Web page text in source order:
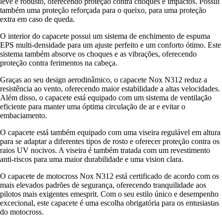
também uma proteção reforçada para o queixo, para uma proteção
extra em caso de queda.
O interior do capacete possui um sistema de enchimento de espuma
EPS multi-densidade para um ajuste perfeito e um conforto ótimo. Este
sistema também absorve os choques e as vibrações, oferecendo
proteção contra ferimentos na cabeça.
Graças ao seu design aerodinâmico, o capacete Nox N312 reduz a
resistência ao vento, oferecendo maior estabilidade a altas velocidades.
Além disso, o capacete está equipado com um sistema de ventilação
eficiente para manter uma óptima circulação de ar e evitar o
embaciamento.
O capacete está também equipado com uma viseira regulável em altura
para se adaptar a diferentes tipos de rosto e oferecer proteção contra os
raios UV nocivos. A viseira é também tratada com um revestimento
anti-riscos para uma maior durabilidade e uma vision clara.
O capacete de motocross Nox N312 está certificado de acordo com os
mais elevados padrões de segurança, oferecendo tranquilidade aos
pilotos mais exigentes emesprit. Com o seu estilo único e desempenho
excecional, este capacete é uma escolha obrigatória para os entusiastas
do motocross.